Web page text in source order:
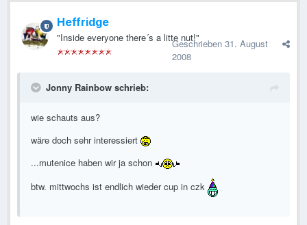
Heffridge
"Inside everyone there´s a litte nut!"
Geschrieben 31. August
2008
Jonny Rainbow schrieb:
wie schauts aus?
wäre doch sehr interessiert
...mutenice haben wir ja schon
btw. mittwochs ist endlich wieder cup in czk